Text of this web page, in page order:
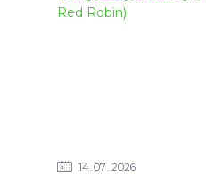
14 07 2026